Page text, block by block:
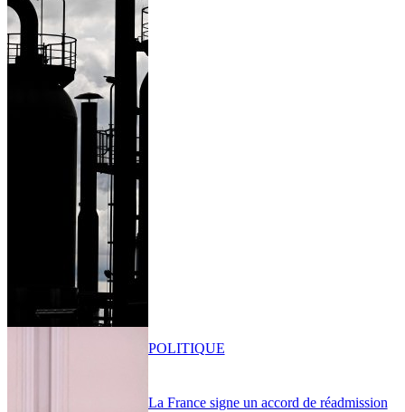
La France signe un accord de réadmission
POLITIQUE